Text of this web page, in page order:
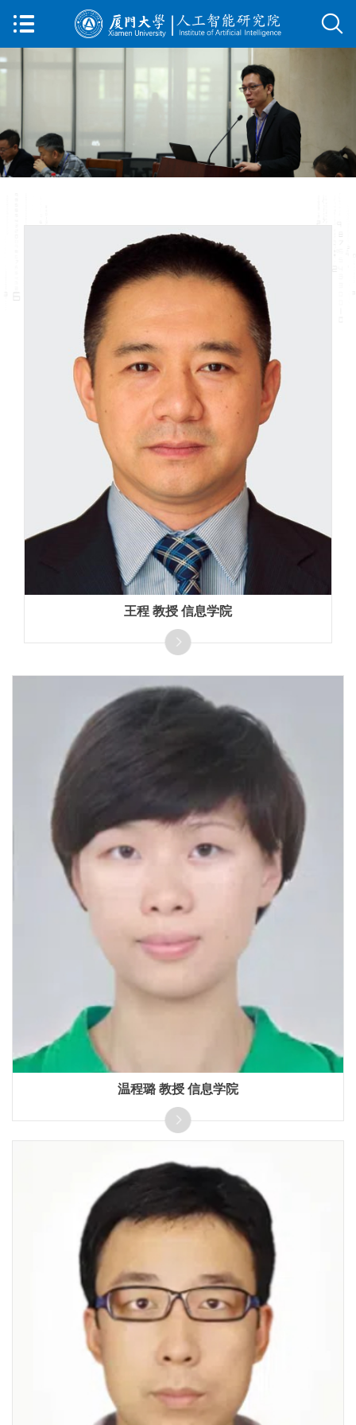
王程 教授 信息学院
国家“万人计划”科技创新领军人才、国家级人才计划基金
获得者，IET Fellow，长期从事三维视觉、视觉定位、时
文200余篇，获得ISPRS学会Inghilleri奖（中国首位），
谷歌学术总引用10000余次，H-index 44。
温程璐 教授 信息学院
国家重点青年人才，长期从事三维视觉、点云智能处理研
究，发表了包括IEEE TPAMI, CVPR, ICCV，ECCV在内的80